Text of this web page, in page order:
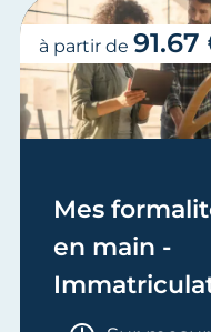
Mes
en main -
(EI/Micro-
à partir de 91.67